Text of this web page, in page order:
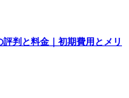
評判と料金｜初期費用とメリ